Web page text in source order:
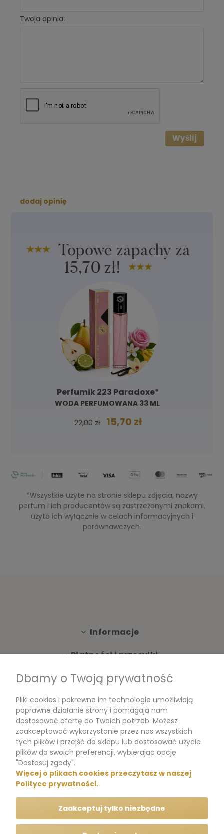
Twoja opinia:
Wyślij
dodaj opinię
Topowe zapachy za
15,70 zł!
Perfumik 223 Paradoxe*
WODA PERFUMOWANA 33 ML
22,00 zł
15,70 zł
*Wszystkie użyte na stronie sklepu zdjęcia, nazwy
perfum i ich producentów są zastrzeżonymi znakami,
użyto ich wyłącznie w celach informacyjnych i
porównawczych.
Informacje
Płatności i przesyłki
Moje konto
Dokumenty
m.me/perfumikpl
+48 570 704 000
+48 570 704 444
kontakt@perfumik.pl
Dbamy o Twoją prywatność
Pliki cookies i pokrewne im technologie umożliwiają
poprawne działanie strony i pomagają nam
dostosować ofertę do Twoich potrzeb. Możesz
zaakceptować wykorzystanie przez nas wszystkich
tych plików i przejść do sklepu lub dostosować użycie
plików do swoich preferencji, wybierając opcję
"Dostosuj zgody".
Więcej o plikach cookies przeczytasz w naszej
Polityce prywatności.
Zaakceptuj tylko niezbędne